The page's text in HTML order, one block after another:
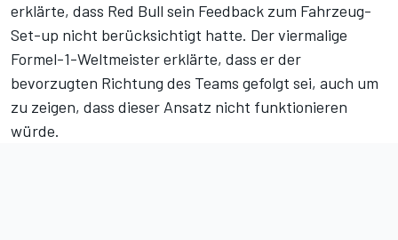
erklärte, dass Red Bull sein Feedback zum Fahrzeug-
Set-up nicht berücksichtigt hatte. Der viermalige
Formel-1-Weltmeister erklärte, dass er der
bevorzugten Richtung des Teams gefolgt sei, auch um
zu zeigen, dass dieser Ansatz nicht funktionieren
würde.